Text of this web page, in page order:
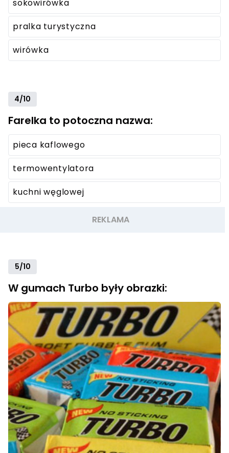
sokowirówka
pralka turystyczna
wirówka
4/10
Farelka to potoczna nazwa:
pieca kaflowego
termowentylatora
kuchni węglowej
5/10
W gumach Turbo były obrazki: